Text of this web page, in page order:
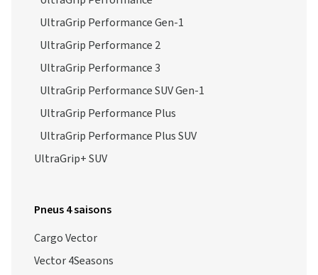
UltraGrip Performance Gen-1
UltraGrip Performance 2
UltraGrip Performance 3
UltraGrip Performance SUV Gen-1
UltraGrip Performance Plus
UltraGrip Performance Plus SUV
UltraGrip+ SUV
Pneus 4 saisons
Cargo Vector
Vector 4Seasons